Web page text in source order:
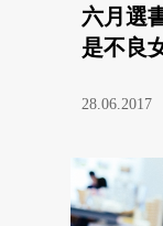
六月選
是不良
28.06.2017